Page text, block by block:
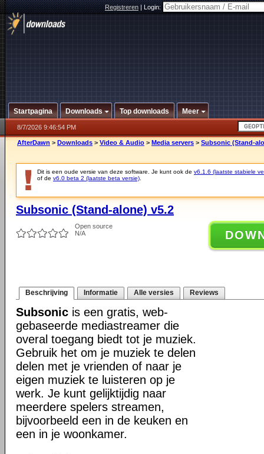
Registreren|Login:
Startpagina Downloads Top downloads Meer
8/7/2026 9:46:54 PM
AfterDawn > Downloads > Video & Audio > Media servers > Subsonic (Stand-
Dit is een oude versie van deze software. Je kunt ook de v6.1.6 (laatste stabiele
of de v6.0 beta 2 (laatste beta versie)
Subsonic (Stand-alone) v5.2
Open source
N/A
Beschrijving Informatie Alle versies Reviews
Subsonic is een gratis, web-
gebaseerde mediastreamer die
overal toegang biedt tot je muziek.
Gebruik het om je muziek te delen
delen met je vrienden of naar je
eigen muziek te luisteren op je
werk. Je kunt gelijktijdig naar
meerdere spelers streamen,
bijvoorbeeld een in de keuken en
een in je woonkamer.